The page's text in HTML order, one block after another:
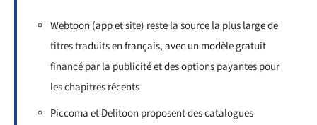
Webtoon (app et site) reste la source la plus large de
titres traduits en français, avec un modèle gratuit
financé par la publicité et des options payantes pour
les chapitres récents
Piccoma et Delitoon proposent des catalogues